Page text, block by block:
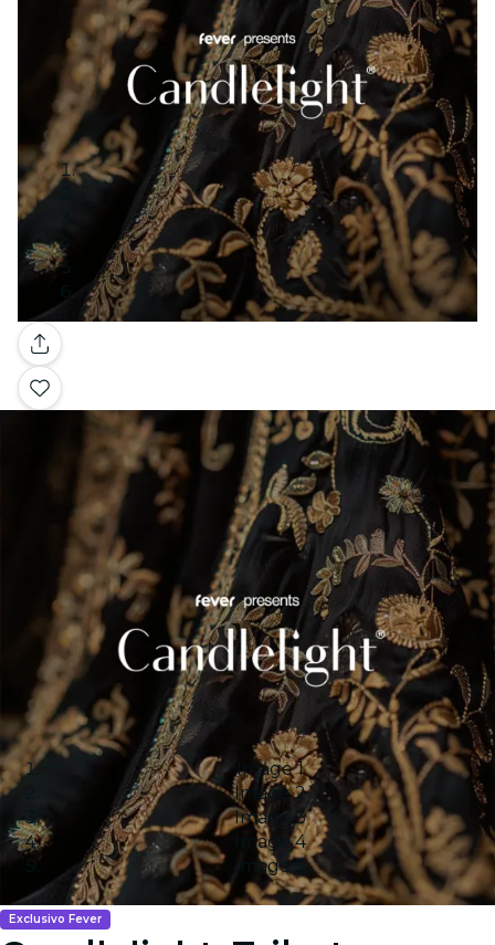
Galería
Image 1
Image 2
Image 3
Image 4
Image 5
Exclusivo Fever